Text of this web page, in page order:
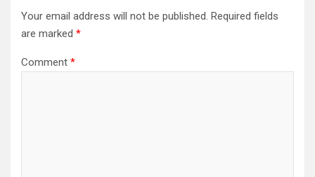
Your email address will not be published. Required fields
are marked *
Comment *